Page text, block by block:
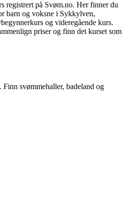
registrert på Svøm.no. Her finner du
barn og voksne i Sykkylven,
og videregående kurs.
priser og finn det kurset som
svømmehaller, badeland og